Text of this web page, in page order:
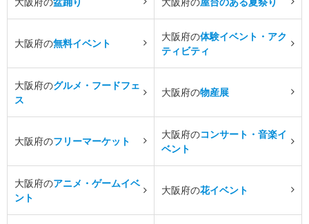
大阪府の無料イベント
大阪府の体験イベント・アク
ティビティ
大阪府のグルメ・フードフェ
ス
大阪府の物産展
大阪府のフリーマーケット
大阪府のコンサート・音楽イ
ベント
大阪府のアニメ・ゲームイベ
ント
大阪府の花イベント